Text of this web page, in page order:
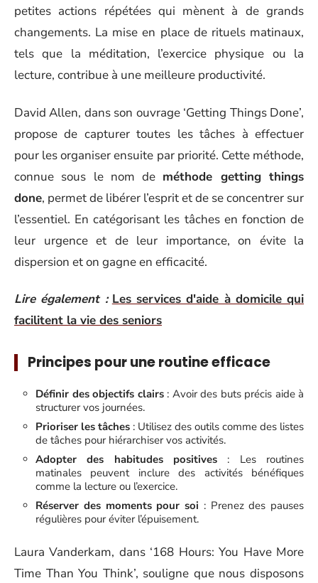
petites actions répétées qui mènent à de grands
changements. La mise en place de rituels matinaux,
tels que la méditation, l’exercice physique ou la
lecture, contribue à une meilleure productivité.
David Allen, dans son ouvrage ‘Getting Things Done’,
propose de capturer toutes les tâches à effectuer
pour les organiser ensuite par priorité. Cette méthode,
connue sous le nom de méthode getting things
done, permet de libérer l’esprit et de se concentrer sur
l’essentiel. En catégorisant les tâches en fonction de
leur urgence et de leur importance, on évite la
dispersion et on gagne en efficacité.
Lire également : Les services d'aide à domicile qui
facilitent la vie des seniors
Principes pour une routine efficace
Définir des objectifs clairs: Avoir des buts précis aide à
structurer vos journées.
Prioriser les tâches : Utilisez des outils comme des listes
de tâches pour hiérarchiser vos activités.
Adopter des habitudes positives : Les routines
matinales peuvent inclure des activités bénéfiques
comme la lecture ou l’exercice.
Réserver des moments pour soi : Prenez des pauses
régulières pour éviter l’épuisement.
Laura Vanderkam, dans ‘168 Hours: You Have More
Time Than You Think’, souligne que nous disposons